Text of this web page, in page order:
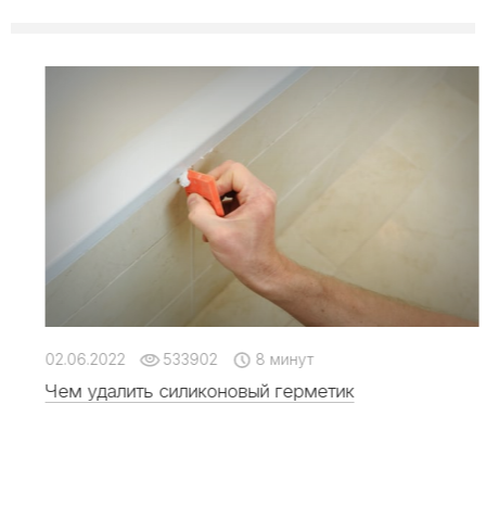
02.06.2022 533902 8 минут
Чем удалить силиконовый герметик